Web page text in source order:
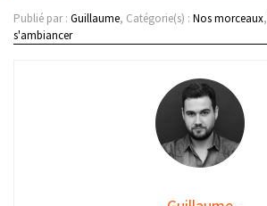
Publié par : Guillaume, Catégorie(s) : Nos morceaux,
s'ambiancer